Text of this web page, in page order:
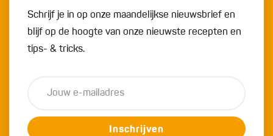
Schrijf je in op onze maandelijkse nieuwsbrief en
blijf op de hoogte van onze nieuwste recepten en
tips- & tricks.
Inschrijven